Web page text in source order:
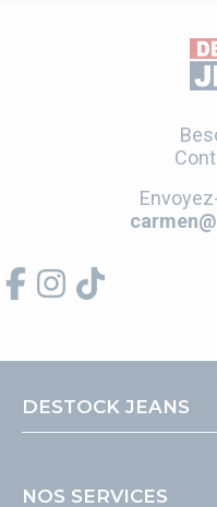
DESTOCK JEANS
NOS SERVICES